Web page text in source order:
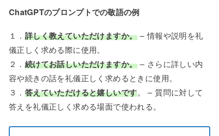
ChatGPTのプロンプトでの敬語の例
１． 詳しく教えていただけますか。– 情報や説明を礼
儀正しく求める際に使用。
２． 続けてお話しいただけますか。– さらに詳しい内
容や続きの話を礼儀正しく求めるときに使用。
３． 答えていただけると嬉しいです。 – 質問に対して
答えを礼儀正しく求める場面で使われる。